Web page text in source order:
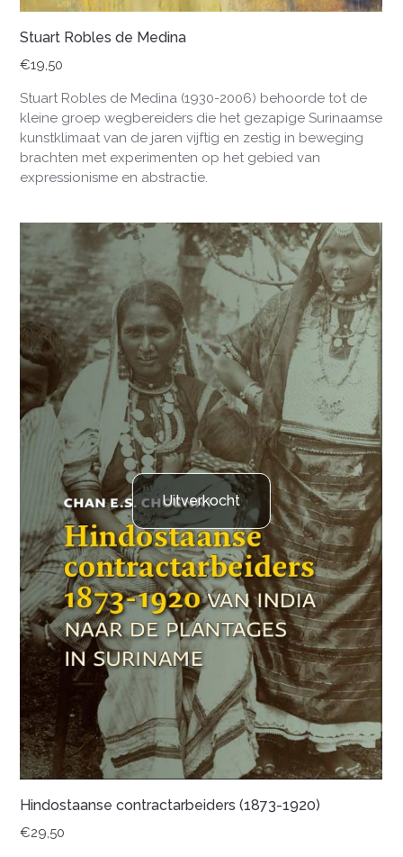
Stuart Robles de Medina
€19,50
Stuart Robles de Medina (1930-2006) behoorde tot de
kleine groep wegbereiders die het gezapige Surinaamse
kunstklimaat van de jaren vijftig en zestig in beweging
brachten met experimenten op het gebied van
expressionisme en abstractie.
Uitverkocht
Hindostaanse contractarbeiders (1873-1920)
€29,50